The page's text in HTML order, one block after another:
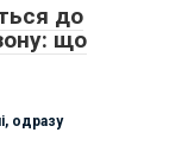
до
що
одразу